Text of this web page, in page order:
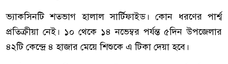
ভ্যাকসিনটি শতভাগ হালাল সার্টিফাইড। কোন ধরণের পার্শ্ব
প্রতিক্রীয়া নেই। ১০ থেকে ১৪ নভেম্বর পর্যন্ত ৫দিন উপজেলার
৪২টি কেন্দ্রে ৪ হাজার মেয়ে শিশুকে এ টিকা দেয়া হবে।